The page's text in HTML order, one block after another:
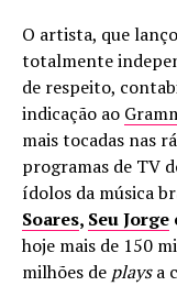
O artista, que
totalmente
de respeito,
indicação ao
mais tocadas nas
programas de TV
ídolos da música
Soares, Seu Jorge
hoje mais de 150
milhões de playsa